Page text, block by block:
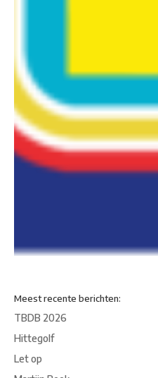
Meest recente berichten:
TBDB 2026
Hittegolf
Let op